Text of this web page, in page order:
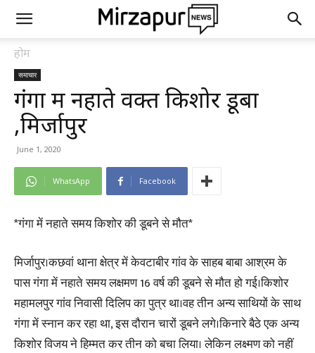
होम
समाचार
गंगा में नहाते वक्त किशोर डूबा
,मिर्जापुर
June 1, 2020
WhatsApp Facebook
*गंगा में नहाते समय किशोर की डूबने से मौत*
मिर्जापुर।कछवां थाना क्षेत्र में केवटाबीर गांव के साहब बाबा आश्रम के
पास गंगा में नहाते समय लक्षमण 16 वर्ष की डूबने से मौत हो गई।किशोर
महामलपुर गांव निवासी दिलिप का पुत्र था।वह तीन अन्य साथियों के साथ
गंगा में स्नान कर रहा था, इस दौरान चारों डूबने लगे।किनारे बैठे एक अन्य
किशोर विजय ने हिम्मत कर तीन को बचा लिया। लेकिन लक्ष्मण को नहीं